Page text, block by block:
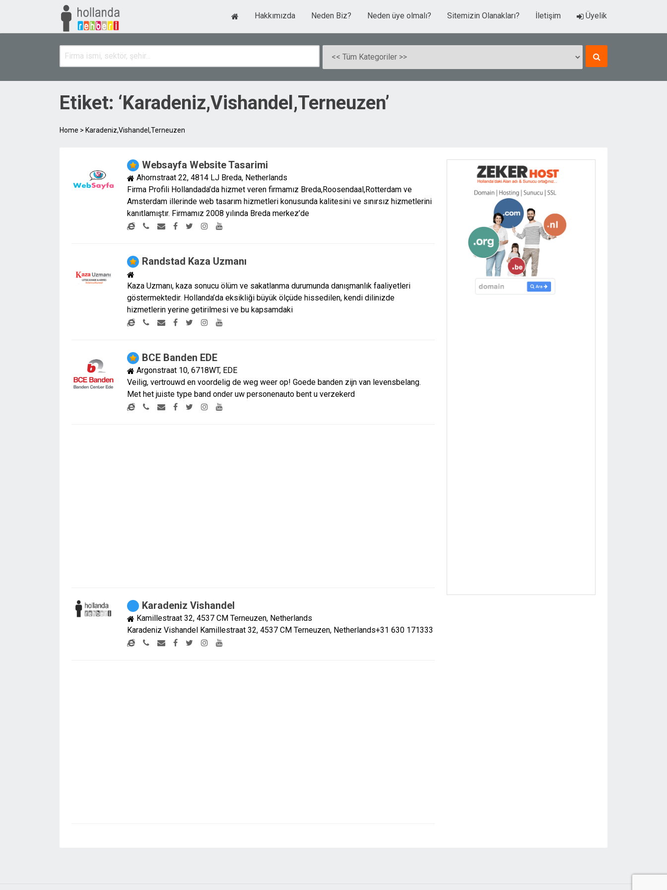
Hakkımızda Neden Biz? Neden üye olmalı? Sitemizin Olanakları? İletişim Üyelik
Etiket: ‘Karadeniz,Vishandel,Terneuzen’
Home > Karadeniz,Vishandel,Terneuzen
Websayfa Website Tasarimi
Ahornstraat 22, 4814 LJ Breda, Netherlands
Firma Profili Hollandada’da hizmet veren firmamız Breda,Roosendaal,Rotterdam ve
Amsterdam illerinde web tasarım hizmetleri konusunda kalitesini ve sınırsız hizmetlerini
kanıtlamıştır. Firmamız 2008 yılında Breda merkez’de
Randstad Kaza Uzmanı
Kaza Uzmanı, kaza sonucu ölüm ve sakatlanma durumunda danışmanlık faaliyetleri
göstermektedir. Hollanda’da eksikliği büyük ölçüde hissedilen, kendi dilinizde
hizmetlerin yerine getirilmesi ve bu kapsamdaki
BCE Banden EDE
Argonstraat 10, 6718WT, EDE
Veilig, vertrouwd en voordelig de weg weer op! Goede banden zijn van levensbelang.
Met het juiste type band onder uw personenauto bent u verzekerd
Karadeniz Vishandel
Kamillestraat 32, 4537 CM Terneuzen, Netherlands
Karadeniz Vishandel Kamillestraat 32, 4537 CM Terneuzen, Netherlands+31 630 171333